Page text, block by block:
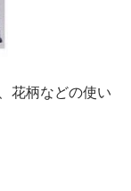
花柄などの使い